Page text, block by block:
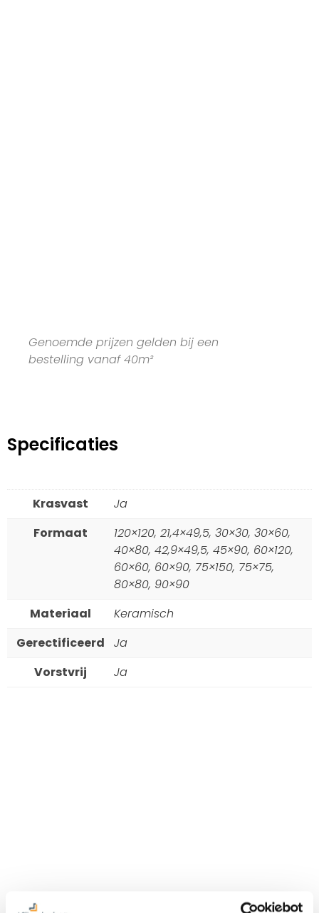
Genoemde prijzen gelden bij een
bestelling vanaf 40m²
Specificaties
Krasvast
Ja
Formaat
120×120, 21,4×49,5, 30×30, 30×60,
40×80, 42,9×49,5, 45×90, 60×120,
60×60, 60×90, 75×150, 75×75,
80×80, 90×90
Materiaal
Keramisch
Gerectificeerd
Ja
Vorstvrij
Ja